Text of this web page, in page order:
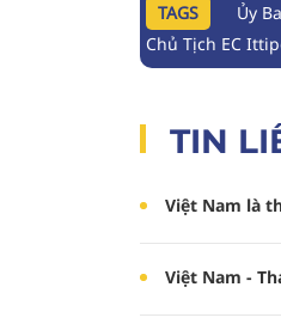
TAGS Ủy
Chủ Tịch EC
TIN
Việt Nam là
Việt Nam -